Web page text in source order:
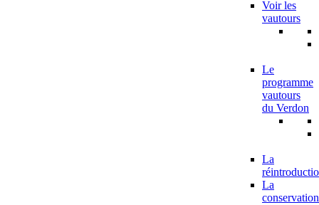
Voir les
vautours
Le
programme
vautours
du Verdon
La
La
conservation